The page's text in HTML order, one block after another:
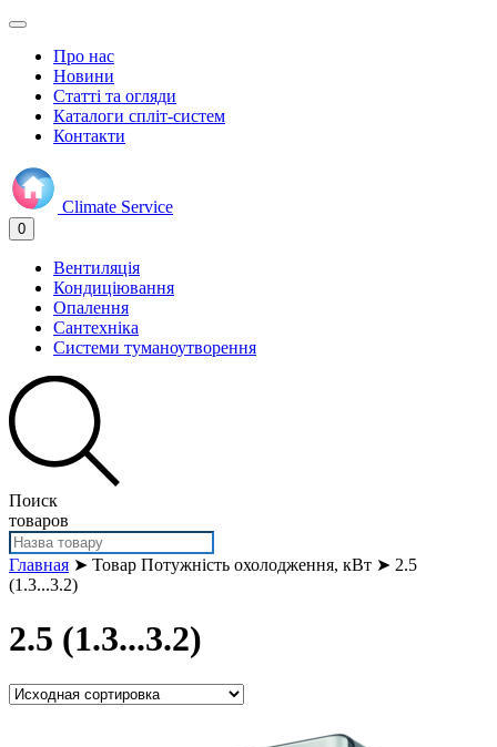
Про нас
Новини
Статті та огляди
Каталоги спліт-систем
Контакти
Climate Service
0
Вентиляція
Кондиціювання
Опалення
Сантехніка
Системи туманоутворення
Поиск
товаров
Главная ➤ Товар Потужність охолодження, кВт ➤ 2.5
(1.3...3.2)
2.5 (1.3...3.2)